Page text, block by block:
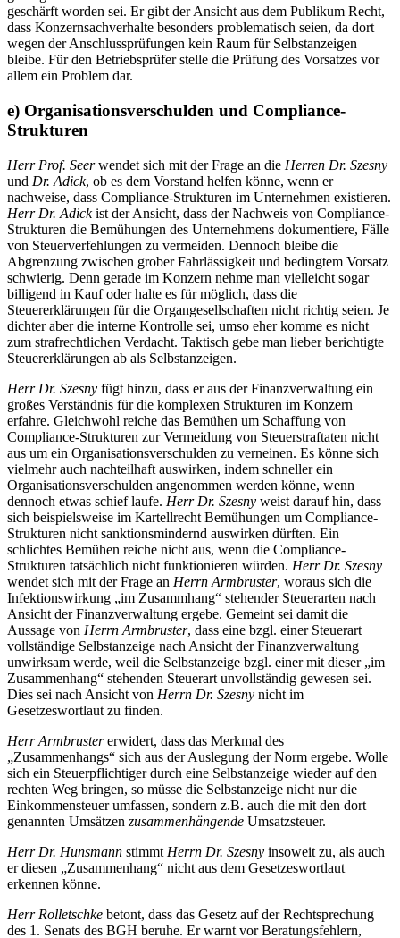
geschärft worden sei. Er gibt der Ansicht aus dem Publikum Recht,
dass Konzernsachverhalte besonders problematisch seien, da dort
wegen der Anschlussprüfungen kein Raum für Selbstanzeigen
bleibe. Für den Betriebsprüfer stelle die Prüfung des Vorsatzes vor
allem ein Problem dar.
e) Organisationsverschulden und Compliance-
Strukturen
Herr Prof. Seerwendet sich mit der Frage an die Herren Dr. Szesny
und Dr. Adick, ob es dem Vorstand helfen könne, wenn er
nachweise, dass Compliance-Strukturen im Unternehmen existieren.
Herr Dr. Adickist der Ansicht, dass der Nachweis von Compliance-
Strukturen die Bemühungen des Unternehmens dokumentiere, Fälle
von Steuerverfehlungen zu vermeiden. Dennoch bleibe die
Abgrenzung zwischen grober Fahrlässigkeit und bedingtem Vorsatz
schwierig. Denn gerade im Konzern nehme man vielleicht sogar
billigend in Kauf oder halte es für möglich, dass die
Steuererklärungen für die Organgesellschaften nicht richtig seien. Je
dichter aber die interne Kontrolle sei, umso eher komme es nicht
zum strafrechtlichen Verdacht. Taktisch gebe man lieber berichtigte
Steuererklärungen ab als Selbstanzeigen.
Herr Dr. Szesny fügt hinzu, dass er aus der Finanzverwaltung ein
großes Verständnis für die komplexen Strukturen im Konzern
erfahre. Gleichwohl reiche das Bemühen um Schaffung von
Compliance-Strukturen zur Vermeidung von Steuerstraftaten nicht
aus um ein Organisationsverschulden zu verneinen. Es könne sich
vielmehr auch nachteilhaft auswirken, indem schneller ein
Organisationsverschulden angenommen werden könne, wenn
dennoch etwas schief laufe. Herr Dr. Szesny weist darauf hin, dass
sich beispielsweise im Kartellrecht Bemühungen um Compliance-
Strukturen nicht sanktionsmindernd auswirken dürften. Ein
schlichtes Bemühen reiche nicht aus, wenn die Compliance-
Strukturen tatsächlich nicht funktionieren würden. Herr Dr. Szesny
wendet sich mit der Frage an Herrn Armbruster, woraus sich die
Infektionswirkung „im Zusammhang“ stehender Steuerarten nach
Ansicht der Finanzverwaltung ergebe. Gemeint sei damit die
Aussage von Herrn Armbruster, dass eine bzgl. einer Steuerart
vollständige Selbstanzeige nach Ansicht der Finanzverwaltung
unwirksam werde, weil die Selbstanzeige bzgl. einer mit dieser „im
Zusammenhang“ stehenden Steuerart unvollständig gewesen sei.
Dies sei nach Ansicht von Herrn Dr. Szesny nicht im
Gesetzeswortlaut zu finden.
Herr Armbrustererwidert, dass das Merkmal des
„Zusammenhangs“ sich aus der Auslegung der Norm ergebe. Wolle
sich ein Steuerpflichtiger durch eine Selbstanzeige wieder auf den
rechten Weg bringen, so müsse die Selbstanzeige nicht nur die
Einkommensteuer umfassen, sondern z.B. auch die mit den dort
genannten Umsätzen zusammenhängende Umsatzsteuer.
Herr Dr. Hunsmann stimmt Herrn Dr. Szesny insoweit zu, als auch
er diesen „Zusammenhang“ nicht aus dem Gesetzeswortlaut
erkennen könne.
Herr Rolletschke betont, dass das Gesetz auf der Rechtsprechung
des 1. Senats des BGH beruhe. Er warnt vor Beratungsfehlern,